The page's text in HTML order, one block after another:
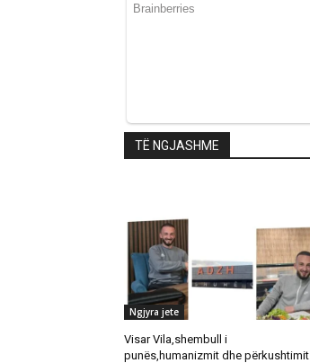
TË NGJASHME
Ngjyra jete
Visar Vila,shembull i
punës,humanizmit dhe përkushtimit